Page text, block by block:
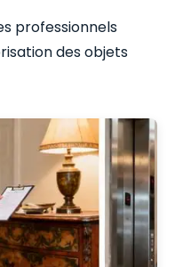
professionnels
des objets